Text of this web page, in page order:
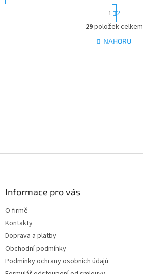
O
v
l
á
ý
t
r
á
n
k
1 2
29položek celkem
NAHORU
Informace pro vás
O firmě
Kontakty
Doprava a platby
Obchodní podmínky
Podmínky ochrany osobních údajů